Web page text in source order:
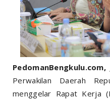
Perwakilan Daerah
menggelar Rapat Kerja